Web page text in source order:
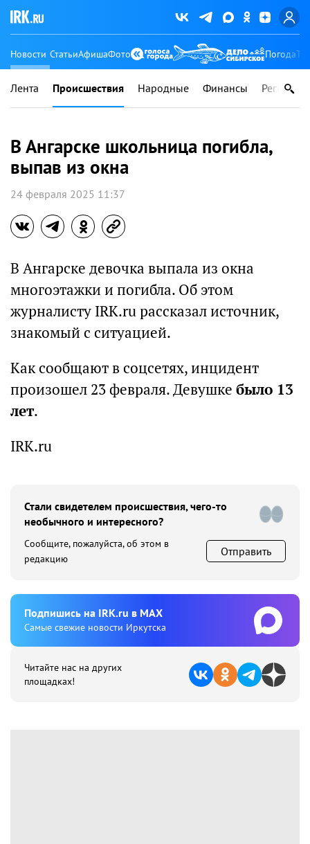
Новости СтатьиАфишаФото Погода
Лента Происшествия Народные Финансы Регионы
В Ангарске школьница погибла,
выпав из окна
24 февраля 2025 11:37
В Ангарске девочка выпала из окна
многоэтажки и погибла. Об этом
журналисту IRK.ru рассказал источник,
знакомый с ситуацией.
Как сообщают в соцсетях, инцидент
произошел 23 февраля. Девушке было 13
лет.
IRK.ru
Стали свидетелем происшествия, чего-то
необычного и интересного?
Сообщите, пожалуйста, об этом в
редакцию
Отправить
Подпишиcь на IRK.ru в MAX
Cамые свежие новости Иркутска
Читайте нас на других
площадках!